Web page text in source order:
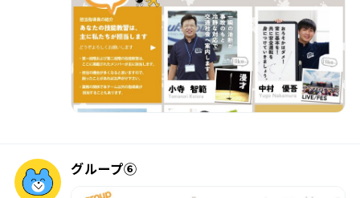
グループ⑥